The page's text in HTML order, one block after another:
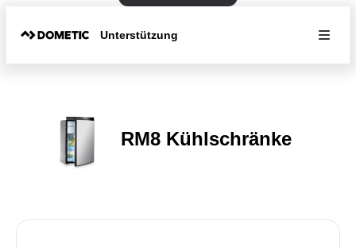
Unterstützung
RM8 Kühlschränke